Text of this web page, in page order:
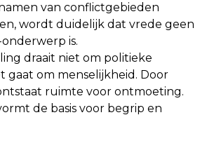
van conflictgebieden
wordt duidelijk dat vrede geen
is.
draait niet om politieke
gaat om menselijkheid. Door
ruimte voor ontmoeting.
de basis voor begrip en